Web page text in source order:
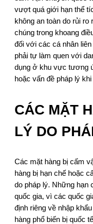
vượt quá giới hạn thể
không an toàn do rủi ro
chúng trong khoang
đối với các cá nhân
phải tự làm quen với
dụng ở khu vực tương
hoặc vấn đề pháp lý
CÁC MẶT
LÝ DO
Các mặt hàng bị cấm
hàng bị hạn chế hoặc
do pháp lý. Những hạn
quốc gia, vì các quốc
định riêng về nhập
hàng phổ biến bị quốc